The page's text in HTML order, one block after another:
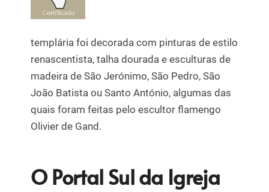
templária foi decorada com pinturas de estilo
renascentista, talha dourada e esculturas de
madeira de São Jerónimo, São Pedro, São
João Batista ou Santo António, algumas das
quais foram feitas pelo escultor flamengo
Olivier de Gand.
O Portal Sul da Igreja